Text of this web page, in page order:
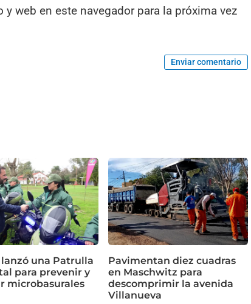
web en este navegador para la próxima vez
Enviar comentario
lanzó una Patrulla
para prevenir y
microbasurales
Pavimentan diez cuadras
en Maschwitz para
descomprimir la avenida
Villanueva